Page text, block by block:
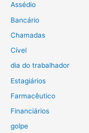
Assédio
Bancário
Chamadas
Cível
dia do trabalhador
Estagiários
Farmacêutico
Financiários
golpe